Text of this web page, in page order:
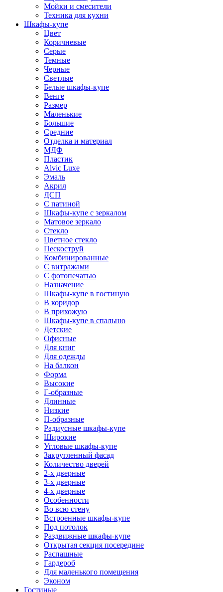
Мойки и смесители
Техника для кухни
Шкафы-купе
Цвет
Коричневые
Серые
Темные
Черные
Светлые
Белые шкафы-купе
Венге
Размер
Маленькие
Большие
Средние
Отделка и материал
МДФ
Пластик
Alvic Luxe
Эмаль
Акрил
ДСП
С патиной
Шкафы-купе с зеркалом
Матовое зеркало
Стекло
Цветное стекло
Пескоструй
Комбинированные
С витражами
С фотопечатью
Назначение
Шкафы-купе в гостиную
В коридор
В прихожую
Шкафы-купе в спальню
Детские
Офисные
Для книг
Для одежды
На балкон
Форма
Высокие
Г-образные
Длинные
Низкие
П-образные
Радиусные шкафы-купе
Широкие
Угловые шкафы-купе
Закругленный фасад
Количество дверей
2-х дверные
3-х дверные
4-х дверные
Особенности
Во всю стену
Встроенные шкафы-купе
Под потолок
Раздвижные шкафы-купе
Открытая секция посередине
Распашные
Гардероб
Для маленького помещения
Эконом
Гостиные